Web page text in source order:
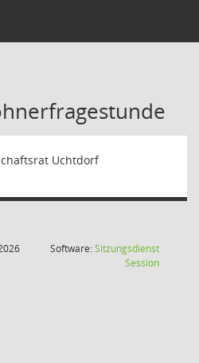
Uchtdorf
Software:Sitzungsdienst
Session(Wird in